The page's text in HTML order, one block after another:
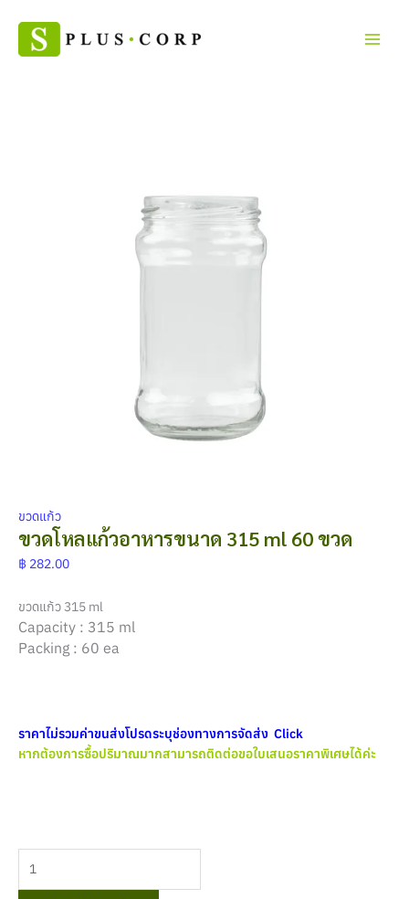
content
ขวดแก้ว
ขวดโหลแก้วอาหารขนาด 315 ml 60 ขวด
฿ 282.00
ขวดแก้ว 315 ml
Capacity : 315 ml
Packing : 60 ea
ราคาไม่รวมค่าขนส่งโปรดระบุช่องทางการจัดส่ง Click
หากต้องการซื้อปริมาณมากสามารถติดต่อขอใบเสนอราคาพิเศษได้ค่ะ
ขวดโหล
แก้ว